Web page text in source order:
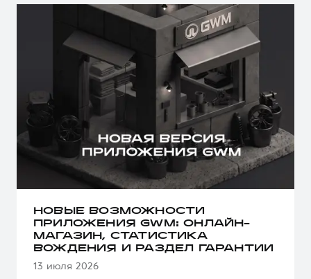
НОВЫЕ ВОЗМОЖНОСТИ
ПРИЛОЖЕНИЯ GWM: ОНЛАЙН-
МАГАЗИН, СТАТИСТИКА
ВОЖДЕНИЯ И РАЗДЕЛ ГАРАНТИИ
13 июля 2026